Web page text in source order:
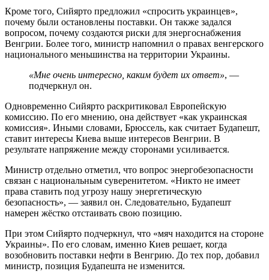
Кроме того, Сийярто предложил «спросить украинцев»,
почему были остановлены поставки. Он также задался
вопросом, почему создаются риски для энергоснабжения
Венгрии. Более того, министр напомнил о правах венгерского
национального меньшинства на территории Украины.
«Мне очень интересно, каким будет их ответ», —
подчеркнул он.
Одновременно Сийярто раскритиковал Европейскую
комиссию. По его мнению, она действует «как украинская
комиссия». Иными словами, Брюссель, как считает Будапешт,
ставит интересы Киева выше интересов Венгрии. В
результате напряжение между сторонами усиливается.
Министр отдельно отметил, что вопрос энергобезопасности
связан с национальным суверенитетом. «Никто не имеет
права ставить под угрозу нашу энергетическую
безопасность», — заявил он. Следовательно, Будапешт
намерен жёстко отстаивать свою позицию.
При этом Сийярто подчеркнул, что «мяч находится на стороне
Украины». По его словам, именно Киев решает, когда
возобновить поставки нефти в Венгрию. До тех пор, добавил
министр, позиция Будапешта не изменится.